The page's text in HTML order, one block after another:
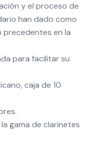
y el proceso de
han dado como
precedentes en la
para facilitar su
caja de 10
gama de clarinetes